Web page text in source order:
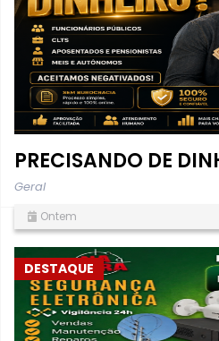
PRECISANDO DE
Geral
Ontem
DESTAQUE